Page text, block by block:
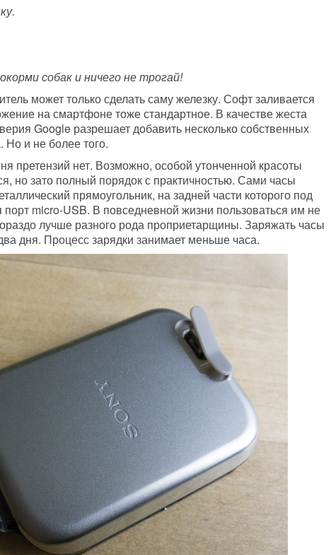
собак и ничего не трогай!
может только сделать саму железку. Софт заливается
на смартфоне тоже стандартное. В качестве жеста
Google разрешает добавить несколько собственных
и не более того.
претензий нет. Возможно, особой утонченной красоты
но зато полный порядок с практичностью. Сами часы
прямоугольник, на задней части которого под
порт micro-USB. В повседневной жизни пользоваться им не
лучше разного рода проприетарщины. Заряжать часы
дня. Процесс зарядки занимает меньше часа.